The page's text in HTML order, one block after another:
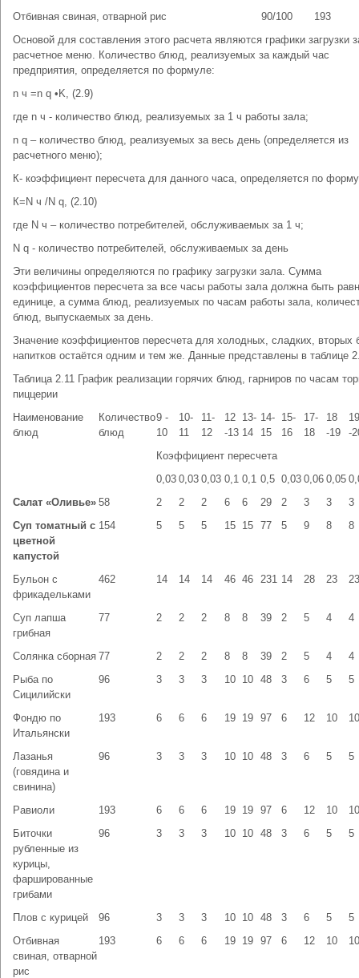
Отбивная свиная, отварной рис
90/100
193
Основой для составления этого расчета являются графики загрузки
расчетное меню. Количество блюд, реализуемых за каждый час
предприятия, определяется по формуле:
n ч =n q •K, (2.9)
где n ч - количество блюд, реализуемых за 1 ч работы зала;
n q – количество блюд, реализуемых за весь день (определяется из
расчетного меню);
К- коэффициент пересчета для данного часа, определяется по
К=N ч /N q, (2.10)
где N ч – количество потребителей, обслуживаемых за 1 ч;
N q - количество потребителей, обслуживаемых за день
Эти величины определяются по графику загрузки зала. Сумма
коэффициентов пересчета за все часы работы зала должна быть
единице, а сумма блюд, реализуемых по часам работы зала,
блюд, выпускаемых за день.
Значение коэффициентов пересчета для холодных, сладких, вторых
напитков остаётся одним и тем же. Данные представлены в таблице
Таблица 2.11 График реализации горячих блюд, гарниров по часам
пиццерии
Наименование
блюд
Количество
блюд
9 -
10
10-
11
11-
12
12
-13
13-
14
14-
15
15-
16
17-
18
18
-19
19
-
Коэффициент пересчета
0,03 0,03 0,03 0,1 0,1 0,5 0,03 0,06 0,05
Салат «Оливье» 58 2 2 2 6 6 29 2 3 3
3
Суп томатный с
цветной
капустой
154 5 5 5 15 15 77 5 9 8 8
Бульон с
фрикадельками
462 14 14 14 46 46 231 14 28 23 23
Суп лапша
грибная
77 2 2 2 8 8 39 2 5 4 4
Солянка сборная 77 2 2 2 8 8 39 2 5 4
4
Рыба по
Сицилийски
96 3 3 3 10 10 48 3 6 5 5
Фондю по
Итальянски
193 6 6 6 19 19 97 6 12 10 10
Лазанья
(говядина и
свинина)
96 3 3 3 10 10 48 3 6 5 5
Равиоли 193 6 6 6 19 19 97 6 12 10
10
Биточки
рубленные из
курицы,
фаршированные
грибами
96 3 3 3 10 10 48 3 6 5 5
Плов с курицей 96 3 3 3 10 10 48 3 6 5
5
Отбивная
свиная, отварной
рис
193 6 6 6 19 19 97 6 12 10 10